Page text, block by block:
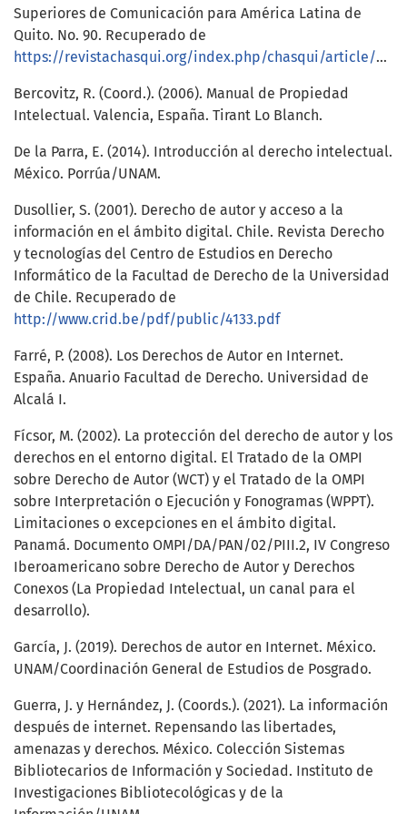
Superiores de Comunicación para América Latina de
Quito. No. 90. Recuperado de
https://revistachasqui.org/index.php/chasqui/article/view/238
Bercovitz, R. (Coord.). (2006). Manual de Propiedad
Intelectual. Valencia, España. Tirant Lo Blanch.
De la Parra, E. (2014). Introducción al derecho intelectual.
México. Porrúa/UNAM.
Dusollier, S. (2001). Derecho de autor y acceso a la
información en el ámbito digital. Chile. Revista Derecho
y tecnologías del Centro de Estudios en Derecho
Informático de la Facultad de Derecho de la Universidad
de Chile. Recuperado de
http://www.crid.be/pdf/public/4133.pdf
Farré, P. (2008). Los Derechos de Autor en Internet.
España. Anuario Facultad de Derecho. Universidad de
Alcalá I.
Fícsor, M. (2002). La protección del derecho de autor y los
derechos en el entorno digital. El Tratado de la OMPI
sobre Derecho de Autor (WCT) y el Tratado de la OMPI
sobre Interpretación o Ejecución y Fonogramas (WPPT).
Limitaciones o excepciones en el ámbito digital.
Panamá. Documento OMPI/DA/PAN/02/PIII.2, IV Congreso
Iberoamericano sobre Derecho de Autor y Derechos
Conexos (La Propiedad Intelectual, un canal para el
desarrollo).
García, J. (2019). Derechos de autor en Internet. México.
UNAM/Coordinación General de Estudios de Posgrado.
Guerra, J. y Hernández, J. (Coords.). (2021). La información
después de internet. Repensando las libertades,
amenazas y derechos. México. Colección Sistemas
Bibliotecarios de Información y Sociedad. Instituto de
Investigaciones Bibliotecológicas y de la